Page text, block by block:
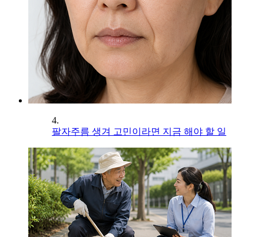
4.
팔자주름 생겨 고민이라면 지금 해야 할 일